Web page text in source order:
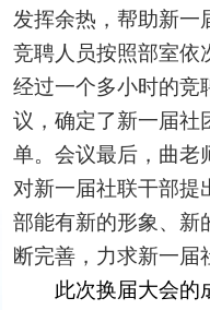
发挥余热，帮助新一
竞聘人员按照部室依
经过一个多小时的竞
议，确定了新一届社
单。会议最后，曲老
对新一届社联干部提
部能有新的形象、新
断完善，力求新一届
此次换届大会的